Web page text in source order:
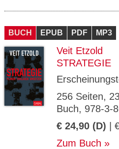
BUCH EPUB PDF MP3
Veit Etzold
STRATEGIE
256 Seiten,
Buch, 978-3-
€ 24,90 (D) |
Zum Buch